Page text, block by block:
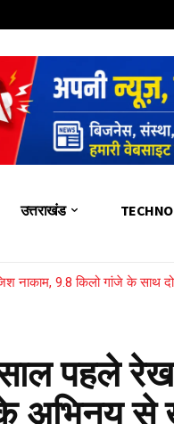
उत्तराखंड
नाकाम, 9.8 किलो गांजे के साथ दो
की होगी जांच, रेरा नियमों के पालन
रेखा